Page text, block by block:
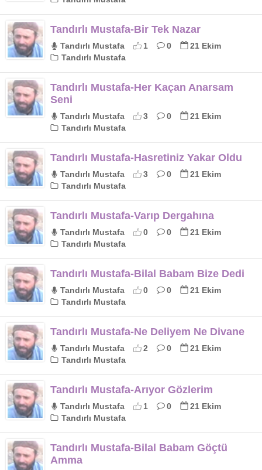
Tandırlı Mustafa-Bir Tek Nazar
Tandırlı Mustafa 1 0
21 Ekim
Tandırlı Mustafa
Tandırlı Mustafa-Her Kaçan Anarsam
Seni
Tandırlı Mustafa 3 0
21 Ekim
Tandırlı Mustafa
Tandırlı Mustafa-Hasretiniz Yakar Oldu
Tandırlı Mustafa 3 0
21 Ekim
Tandırlı Mustafa
Tandırlı Mustafa-Varıp Dergahına
Tandırlı Mustafa 0 0
21 Ekim
Tandırlı Mustafa
Tandırlı Mustafa-Bilal Babam Bize Dedi
Tandırlı Mustafa 0 0
21 Ekim
Tandırlı Mustafa
Tandırlı Mustafa-Ne Deliyem Ne Divane
Tandırlı Mustafa 2 0
21 Ekim
Tandırlı Mustafa
Tandırlı Mustafa-Arıyor Gözlerim
Tandırlı Mustafa 1 0
21 Ekim
Tandırlı Mustafa
Tandırlı Mustafa-Bilal Babam Göçtü
Amma